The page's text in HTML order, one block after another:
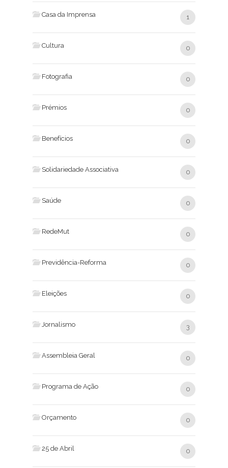
Casa da Imprensa 1
Cultura 0
Fotografia 0
Prémios 0
Benefícios 0
Solidariedade Associativa 0
Saúde 0
RedeMut 0
Previdência-Reforma 0
Eleições 0
Jornalismo 3
Assembleia Geral 0
Programa de Ação 0
Orçamento 0
25 de Abril 0